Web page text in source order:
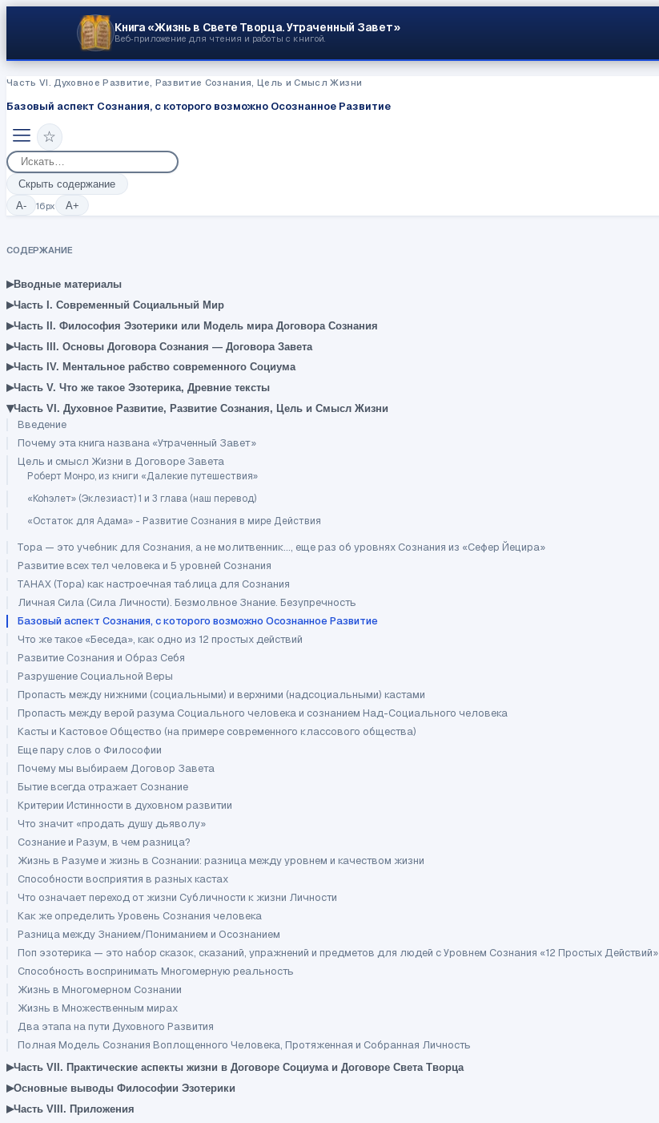
Книга «Жизнь в Свете Творца.Утраченный Завет»
Веб‑приложение для чтения и работы с книгой.
Часть VI. Духовное Развитие, Развитие Сознания, Цель и Смысл Жизни
Базовый аспект Сознания, с которого возможно Осознанное Развитие
☆
Скрыть содержание
A-
16px A+
СОДЕРЖАНИЕ
▸Вводные материалы
▸Часть I. Современный Социальный Мир
▸Часть II. Философия Эзотерики или Модель мира Договора Сознания
▸Часть III. Основы Договора Сознания — Договора Завета
▸Часть IV. Ментальное рабство современного Социума
▸Часть V. Что же такое Эзотерика, Древние тексты
▾Часть VI. Духовное Развитие, Развитие Сознания, Цель и Смысл Жизни
Введение
Почему эта книга названа «Утраченный Завет»
Цель и смысл Жизни в Договоре Завета
Роберт Монро, из книги «Далекие путешествия»
«Коhэлет» (Эклезиаст) 1 и 3 глава (наш перевод)
«Остаток для Адама» - Развитие Сознания в мире Действия
Тора — это учебник для Сознания, а не молитвенник..., еще раз об уровнях Сознания из «Сефер Йецира»
Развитие всех тел человека и 5 уровней Сознания
ТАНАХ (Тора) как настроечная таблица для Сознания
Личная Сила (Сила Личности). Безмолвное Знание. Безупречность
Базовый аспект Сознания, с которого возможно Осознанное Развитие
Что же такое «Беседа», как одно из 12 простых действий
Развитие Сознания и Образ Себя
Разрушение Социальной Веры
Пропасть между нижними (социальными) и верхними (надсоциальными) кастами
Пропасть между верой разума Социального человека и сознанием Над-Социального человека
Касты и Кастовое Общество (на примере современного классового общества)
Еще пару слов о Философии
Почему мы выбираем Договор Завета
Бытие всегда отражает Сознание
Критерии Истинности в духовном развитии
Что значит «продать душу дьяволу»
Сознание и Разум, в чем разница?
Жизнь в Разуме и жизнь в Сознании: разница между уровнем и качеством жизни
Способности восприятия в разных кастах
Что означает переход от жизни Субличности к жизни Личности
Как же определить Уровень Сознания человека
Разница между Знанием/Пониманием и Осознанием
Поп эзотерика — это набор сказок, сказаний, упражнений и предметов для людей с Уровнем Сознания «12 Простых Действий»
Способность воспринимать Многомерную реальность
Жизнь в Многомерном Сознании
Жизнь в Множественным мирах
Два этапа на пути Духовного Развития
Полная Модель Сознания Воплощенного Человека, Протяженная и Собранная Личность
▸Часть VII. Практические аспекты жизни в Договоре Социума и Договоре Света Творца
▸Основные выводы Философии Эзотерики
▸Часть VIII. Приложения